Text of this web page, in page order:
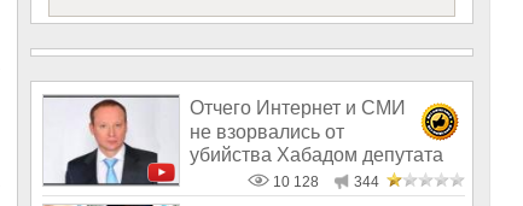
Отчего Интернет и СМИ
не взорвались от
убийства Хабадом депутата
Сергея Митрофанова
10 128 344